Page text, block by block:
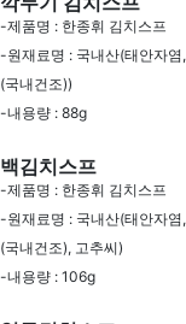
-제품명 : 한종휘 김치스프
-원재료명 : 국내산(태안자염
(국내건조))
-내용량 : 88g
백김치스프
-제품명 : 한종휘 김치스프
-원재료명 : 국내산(태안자염
(국내건조), 고추씨)
-내용량 : 106g